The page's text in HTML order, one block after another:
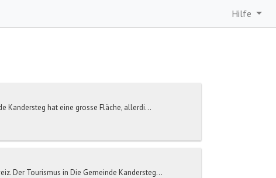
Hilfe
Kandersteg hat eine grosse Fläche, allerdi...
Der Tourismus in Die Gemeinde Kandersteg...